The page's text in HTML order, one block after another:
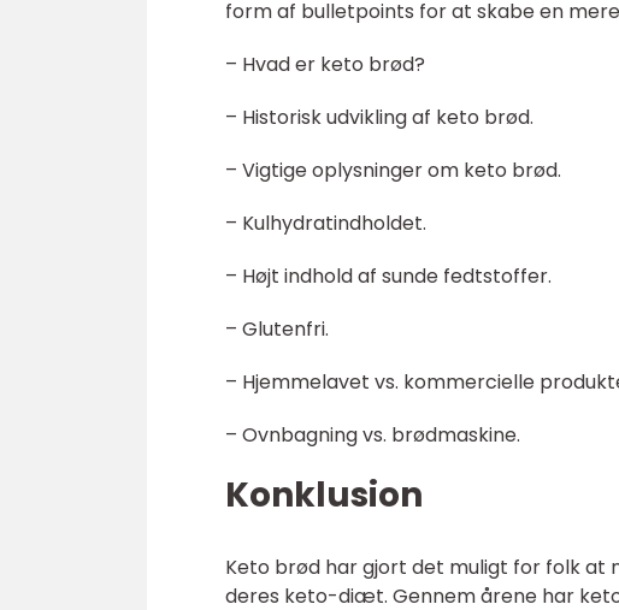
form af bulletpoints for at skabe en
– Hvad er keto brød?
– Historisk udvikling af keto brød.
– Vigtige oplysninger om keto brød.
– Kulhydratindholdet.
– Højt indhold af sunde fedtstoffer.
– Glutenfri.
– Hjemmelavet vs. kommercielle
– Ovnbagning vs. brødmaskine.
Konklusion
Keto brød har gjort det muligt for folk at
deres keto-diæt. Gennem årene har